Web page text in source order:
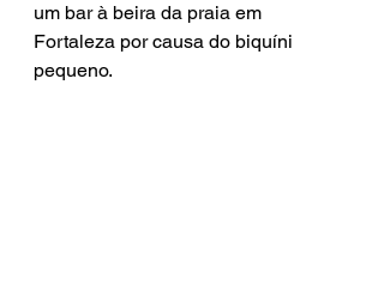
um bar à beira da praia em
Fortaleza por causa do biquíni
pequeno.